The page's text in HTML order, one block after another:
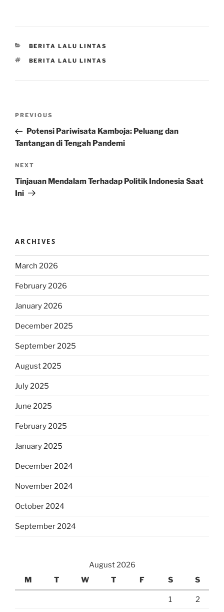
CATEGORIES
BERITA LALU LINTAS
TAGS
BERITA LALU LINTAS
Previous
Post
PREVIOUS
Potensi Pariwisata Kamboja: Peluang dan
Tantangan di Tengah Pandemi
Next
Post
NEXT
Tinjauan Mendalam Terhadap Politik Indonesia Saat
Ini
ARCHIVES
March 2026
February 2026
January 2026
December 2025
September 2025
August 2025
July 2025
June 2025
February 2025
January 2025
December 2024
November 2024
October 2024
September 2024
August 2026
M
T W T F S S
1 2